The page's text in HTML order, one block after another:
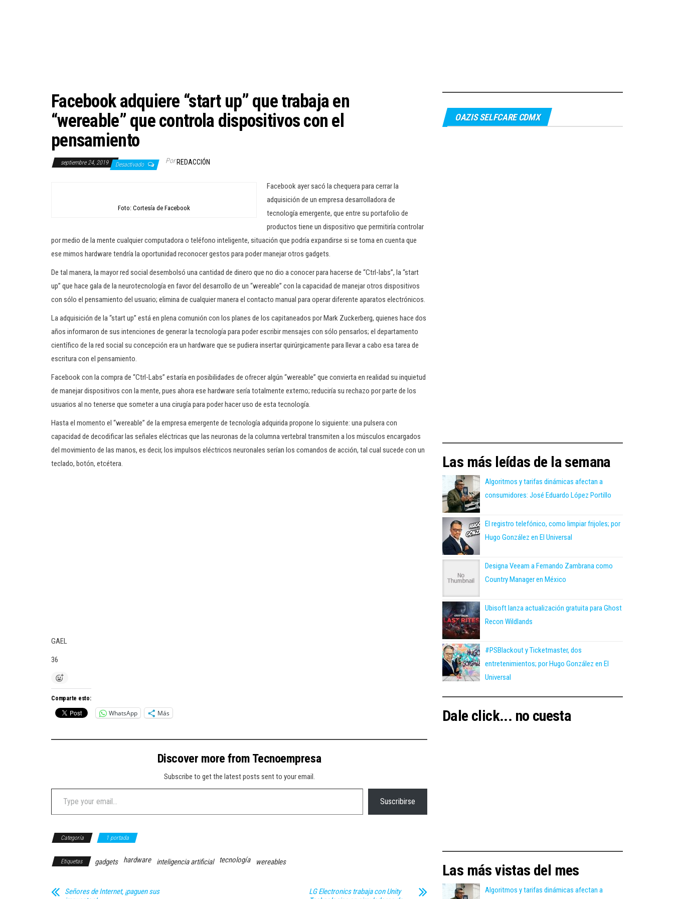
Facebook adquiere “start up” que trabaja en
“wereable” que controla dispositivos con el
pensamiento
septiembre 24, 2019 Desactivado Por REDACCIÓN
Foto: Cortesía de Facebook
Facebook ayer sacó la chequera para cerrar la
adquisición de un empresa desarrolladora de
tecnología emergente, que entre su portafolio de
productos tiene un dispositivo que permitiría controlar
por medio de la mente cualquier computadora o teléfono inteligente, situación que podría expandirse si se toma en cuenta que
ese mimos hardware tendría la oportunidad reconocer gestos para poder manejar otros gadgets.
De tal manera, la mayor red social desembolsó una cantidad de dinero que no dio a conocer para hacerse de “Ctrl-labs”, la “start
up” que hace gala de la neurotecnología en favor del desarrollo de un “wereable” con la capacidad de manejar otros dispositivos
con sólo el pensamiento del usuario; elimina de cualquier manera el contacto manual para operar diferente aparatos electrónicos.
La adquisición de la “start up” está en plena comunión con los planes de los capitaneados por Mark Zuckerberg, quienes hace dos
años informaron de sus intenciones de generar la tecnología para poder escribir mensajes con sólo pensarlos; el departamento
científico de la red social su concepción era un hardware que se pudiera insertar quirúrgicamente para llevar a cabo esa tarea de
escritura con el pensamiento.
Facebook con la compra de “Ctrl-Labs” estaría en posibilidades de ofrecer algún “wereable” que convierta en realidad su inquietud
de manejar dispositivos con la mente, pues ahora ese hardware sería totalmente externo; reduciría su rechazo por parte de los
usuarios al no tenerse que someter a una cirugía para poder hacer uso de esta tecnología.
Hasta el momento el “wereable” de la empresa emergente de tecnología adquirida propone lo siguiente: una pulsera con
capacidad de decodificar las señales eléctricas que las neuronas de la columna vertebral transmiten a los músculos encargados
del movimiento de las manos, es decir, los impulsos eléctricos neuronales serían los comandos de acción, tal cual sucede con un
teclado, botón, etcétera.
GAEL
36
Comparte esto:
WhatsApp Más
Discover more from Tecnoempresa
Subscribe to get the latest posts sent to your email.
Type your email…
Suscribirse
Categoría 1 portada
Etiquetas gadgets hardware inteligencia artificial tecnología wereables
Señores de Internet, ¡paguen sus
LG Electronics trabaja con Unity
OAZIS SELFCARE CDMX
Las más leídas de la semana
Algoritmos y tarifas dinámicas afectan a
consumidores: José Eduardo López Portillo
El registro telefónico, como limpiar frijoles; por
Hugo González en El Universal
Designa Veeam a Fernando Zambrana como
Country Manager en México
Ubisoft lanza actualización gratuita para Ghost
Recon Wildlands
#PSBlackout y Ticketmaster, dos
entretenimientos; por Hugo González en El
Universal
Dale click... no cuesta
Las más vistas del mes
Algoritmos y tarifas dinámicas afectan a